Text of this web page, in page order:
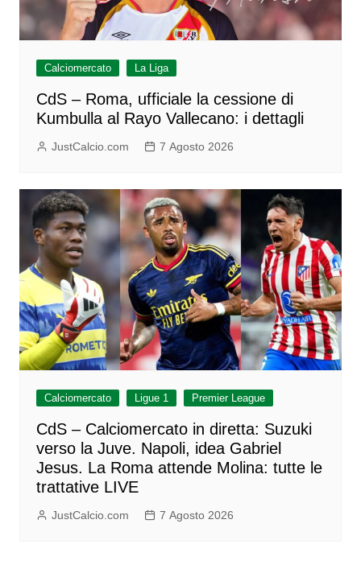
Calciomercato La Liga
CdS – Roma, ufficiale la cessione di
Kumbulla al Rayo Vallecano: i dettagli
JustCalcio.com 7 Agosto 2026
Calciomercato Ligue 1 Premier League
CdS – Calciomercato in diretta: Suzuki
verso la Juve. Napoli, idea Gabriel
Jesus. La Roma attende Molina: tutte le
trattative LIVE
JustCalcio.com 7 Agosto 2026